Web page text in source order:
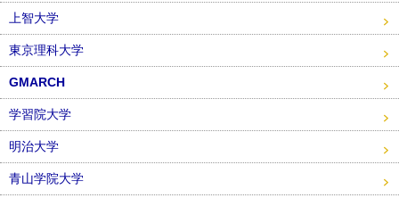
上智大学
東京理科大学
GMARCH
学習院大学
明治大学
青山学院大学